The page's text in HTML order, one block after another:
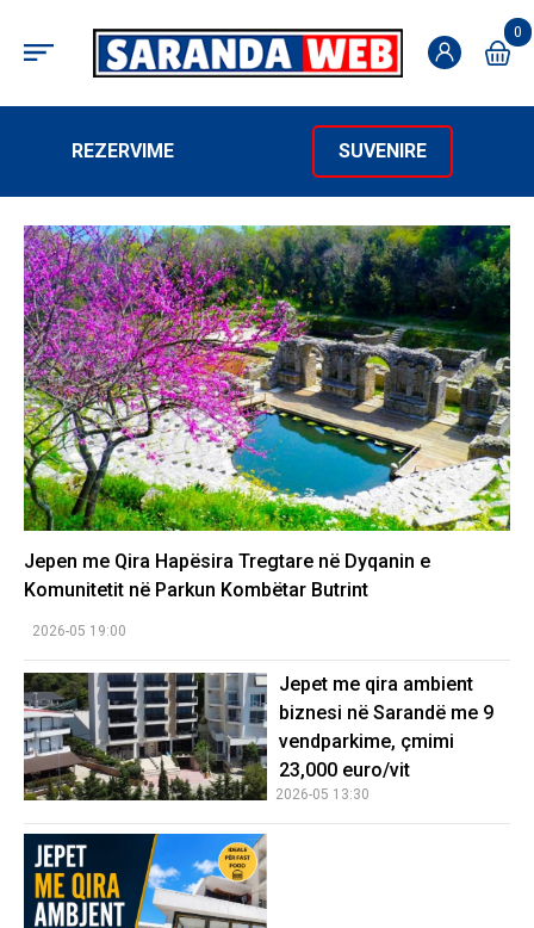
0
REZERVIME SUVENIRE
Jepen me Qira Hapësira Tregtare në Dyqanin e
Komunitetit në Parkun Kombëtar Butrint
2026-05 19:00
Jepet me qira ambient
biznesi në Sarandë me 9
vendparkime, çmimi
23,000 euro/vit
2026-05 13:30